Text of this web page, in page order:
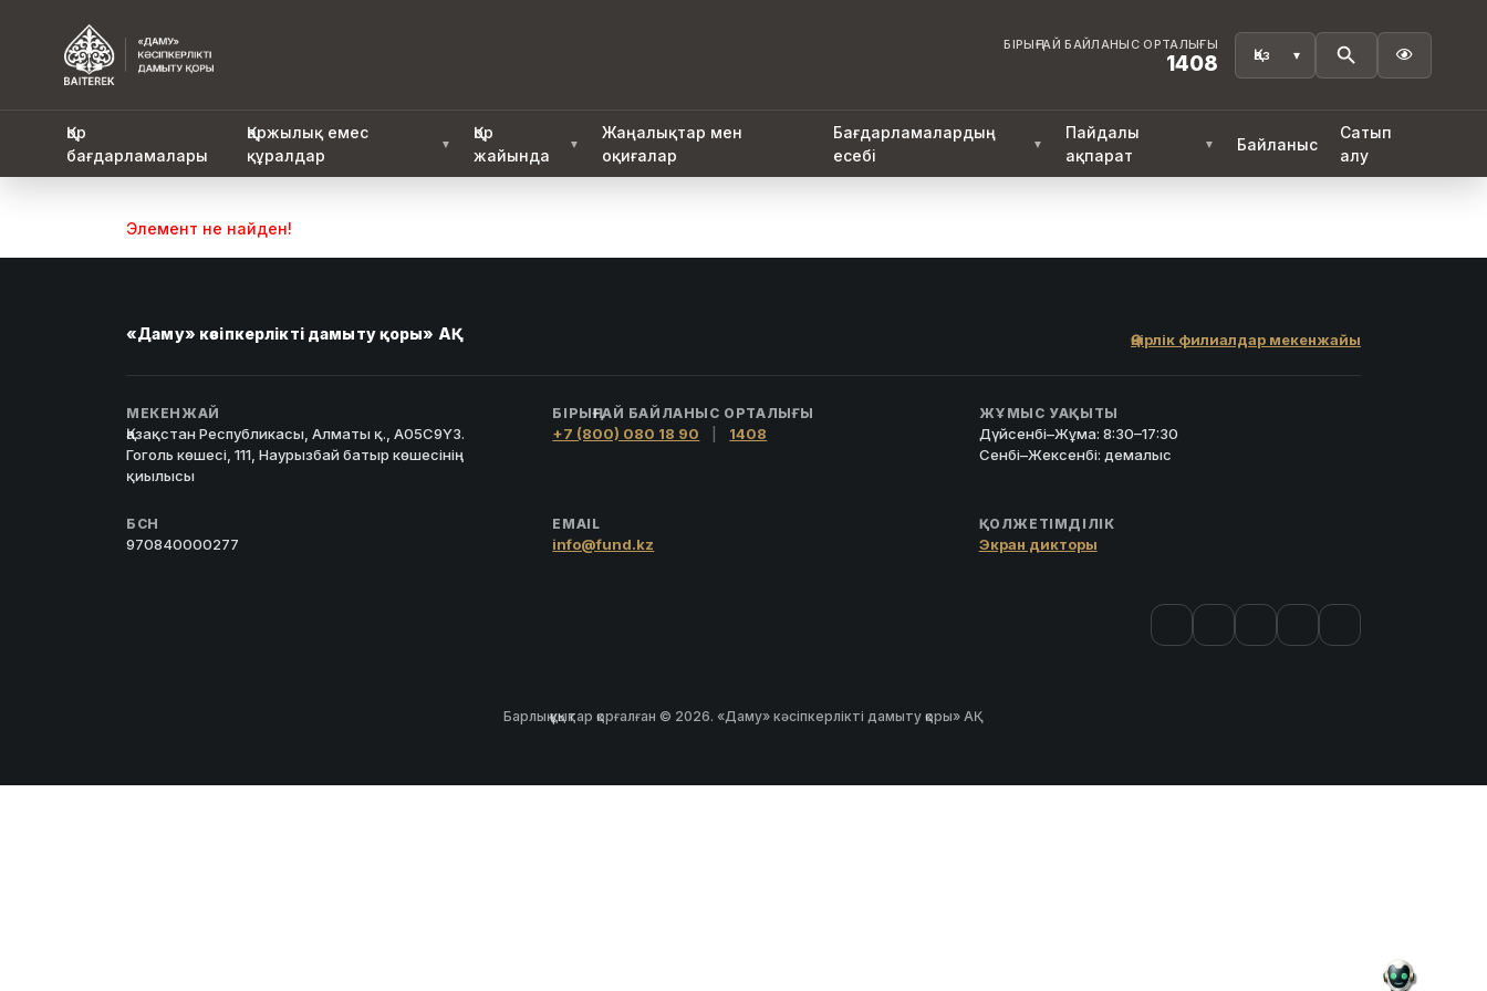
БІРЫҢҒАЙ БАЙЛАНЫС ОРТАЛЫҒЫ
1408 
Қор
бағдарламалары
Қаржылық емес
құралдар
▼
Қор
жайында
▼
Жаңалықтар мен
оқиғалар
Бағдарламалардың
есебі
▼
Пайдалы
ақпарат
▼ Байланыс
Сатып
алу
Элемент не найден!
«Даму» кәсіпкерлікті дамыту қоры» АҚ Өңірлік филиалдар мекенжайы
МЕКЕНЖАЙ
Қазақстан Республикасы, Алматы қ., A05C9Y3.
Гоголь көшесі, 111, Наурызбай батыр көшесінің
қиылысы
БІРЫҢҒАЙ БАЙЛАНЫС ОРТАЛЫҒЫ
+7 (800) 080 18 90 1408
ЖҰМЫС УАҚЫТЫ
Дүйсенбі–Жұма: 8:30–17:30
Сенбі–Жексенбі: демалыс
БСН
970840000277
EMAIL
info@fund.kz
ҚОЛЖЕТІМДІЛІК
Экран дикторы
Барлық құқықтар қорғалған © 2026. «Даму» кәсіпкерлікті дамыту қоры» АҚ